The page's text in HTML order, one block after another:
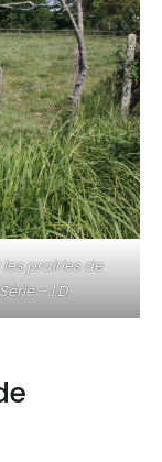
prairies de
– I.D.